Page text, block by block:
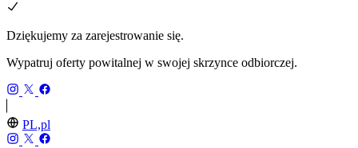
Dziękujemy za zarejestrowanie się.
Wypatruj oferty powitalnej w swojej skrzynce odbiorczej.
PL,pl